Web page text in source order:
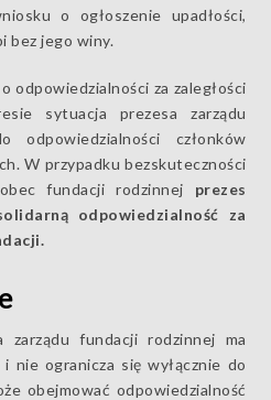
o ogłoszenie upadłości,
bez jego winy.
odpowiedzialności za zaległości
sytuacja prezesa zarządu
członków
W przypadku bezskuteczności
fundacji rodzinnej prezes
odpowiedzialność za
zarządu fundacji rodzinnej ma
nie ogranicza się wyłącznie do
obejmować odpowiedzialność